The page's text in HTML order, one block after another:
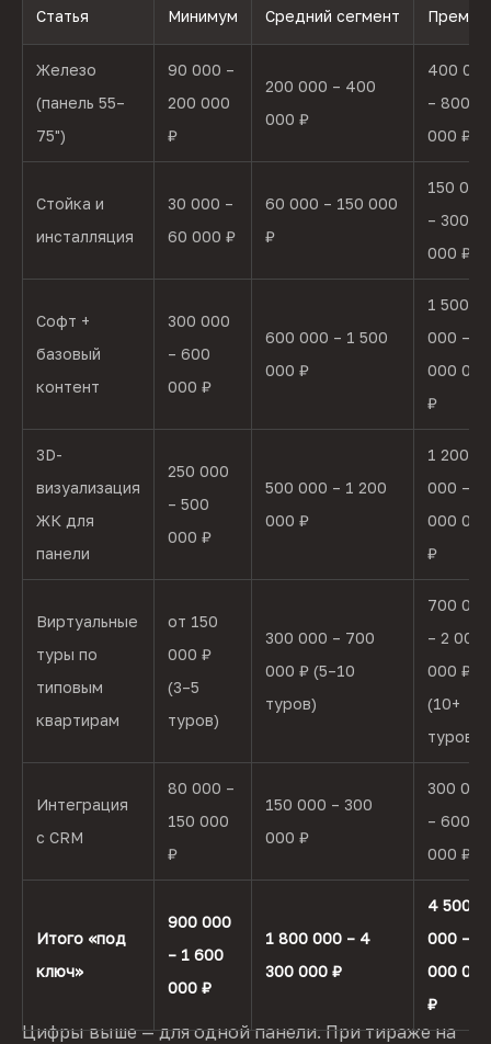
Статья Минимум Средний сегмент
Железо
(панель 55–
75")
90 000 –
200 000
₽
200 000 – 400
000 ₽
400 000
– 800
000 ₽
Стойка и
инсталляция
30 000 –
60 000 ₽
60 000 – 150 000
₽
150 000
– 300
000 ₽
Софт +
базовый
контент
300 000
– 600
000 ₽
600 000 – 1 500
000 ₽
1 500
000 – 4
000 000
₽
3D-
визуализация
ЖК для
панели
250 000
– 500
000 ₽
500 000 – 1 200
000 ₽
1 200
000 – 3
000 000
₽
Виртуальные
туры по
типовым
квартирам
от 150
000 ₽
(3–5
туров)
300 000 – 700
000 ₽ (5–10
туров)
700 000
– 2 000
000 ₽
(10+
туров)
Интеграция
с CRM
80 000 –
150 000
₽
150 000 – 300
000 ₽
300 000
– 600
000 ₽
Итого «под
ключ»
900 000
– 1 600
000 ₽
1 800 000 – 4
300 000 ₽
4 500
000 –
000 000
₽
Цифры выше — для одной панели. При тираже на